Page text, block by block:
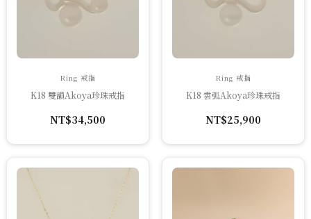
Ring 戒指
K18 雙韻Akoya珍珠戒指
NT$34,500
Ring 戒指
K18 雲弧Akoya珍珠戒指
NT$25,900